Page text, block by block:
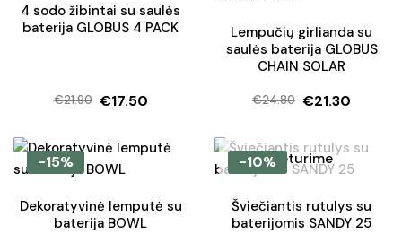
4 sodo žibintai su saulės
baterija GLOBUS 4 PACK
€21.90
Original
was:
€21.90.
€17.50
Current
is:
€17.50.
Lempučių girlianda su
saulės baterija GLOBUS
CHAIN SOLAR
€24.80
Original
was:
€24.80.
€21.30
Current
is:
€21.30.
-15%
Dekoratyvinė lemputė su
baterija BOWL
-10%Neturime
Šviečiantis rutulys su
baterijomis SANDY 25